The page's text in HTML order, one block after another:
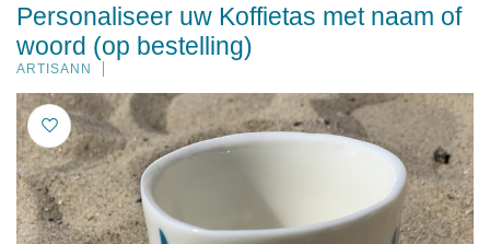
Personaliseer uw Koffietas met naam of
woord (op bestelling)
ARTISANN